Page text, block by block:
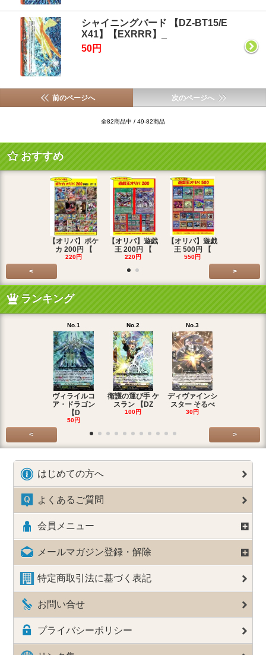
シャイニングバード 【DZ-BT15/E
X41】【EXRRR】_
50円
前のページへ 次のページへ
全82商品中 / 49-82商品
おすすめ
【オリパ】ポケ
カ 200円 【
220円
【オリパ】遊戯
王 200円 【
220円
【オリパ】遊戯
王 500円 【
550円
< >
ランキング
No.1
ヴィライルコ
ア・ドラゴン
【D
50円
No.2
衛護の運び手 ケ
スラン 【DZ
100円
No.3
ディヴァインシ
スター そるべ
30円
< >
はじめての方へ
よくあるご質問
会員メニュー
メールマガジン登録・解除
特定商取引法に基づく表記
お問い合せ
プライバシーポリシー